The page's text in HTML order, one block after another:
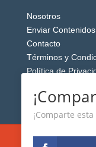
Nosotros
Enviar Contenidos
Contacto
Términos y
Política de
¡Comparte